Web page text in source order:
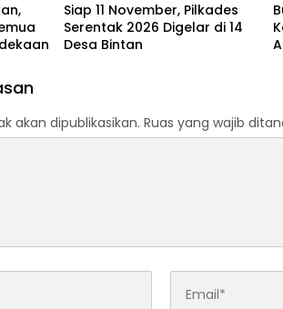
Siap 11 November, Pilkades
Serentak 2026 Digelar di 14
Desa Bintan
akan dipublikasikan. Ruas yang wajib